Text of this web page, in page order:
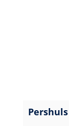
Pershuls